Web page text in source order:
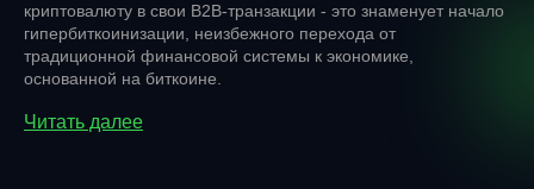
криптовалюту в свои B2B-транзакции - это знаменует начало
гипербиткоинизации, неизбежного перехода от
традиционной финансовой системы к экономике,
основанной на биткоине.
Читать далее